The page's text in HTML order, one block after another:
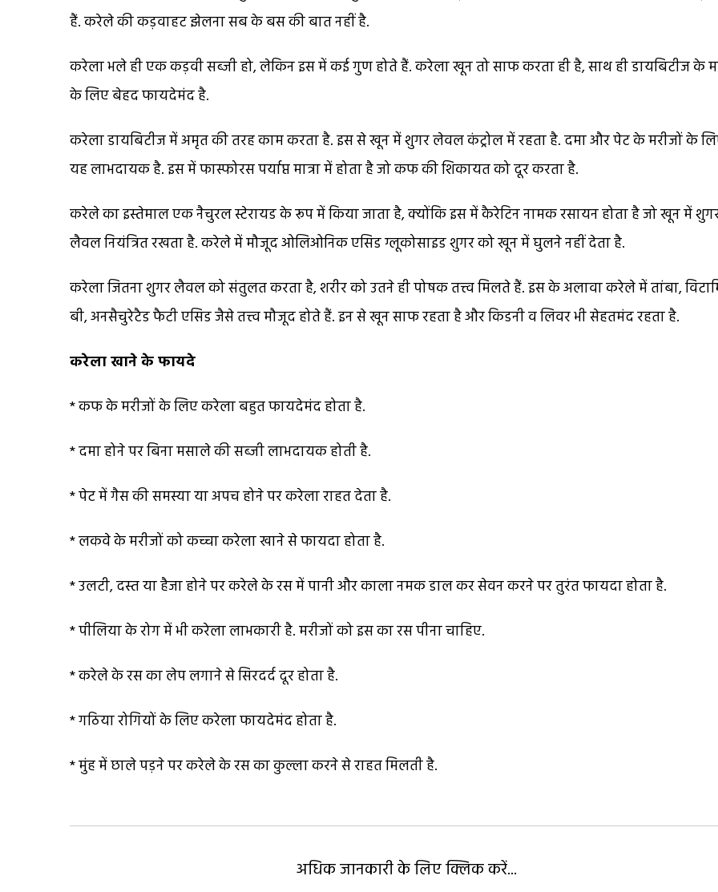
हैं. करेले की कड़वाहट झेलना सब के बस की बात नहीं है.
करेला भले ही एक कड़वी सब्जी हो, लेकिन इस में कई गुण होते हैं. करेला खून तो साफ करता ही है, साथ ही डायबिटीज के
के लिए बेहद फायदेमंद है.
करेला डायबिटीज में अमृत की तरह काम करता है. इस से खून में शुगर लेवल कंट्रोल में रहता है. दमा और पेट के मरीजों के
यह लाभदायक है. इस में फास्फोरस पर्याप्त मात्रा में होता है जो कफ की शिकायत को दूर करता है.
करेले का इस्तेमाल एक नैचुरल स्टेरायड के रूप में किया जाता है, क्योंकि इस में कैरेटिन नामक रसायन होता है जो खून में
लैवल नियंत्रित रखता है. करेले में मौजूद ओलिओनिक एसिड ग्लूकोसाइड शुगर को खून में घुलने नहीं देता है.
करेला जितना शुगर लैवल को संतुलत करता है, शरीर को उतने ही पोषक तत्त्व मिलते हैं. इस के अलावा करेले में तांबा,
बी, अनसैचुरेटैड फैटी एसिड जैसे तत्त्व मौजूद होते हैं. इन से खून साफ रहता है और किडनी व लिवर भी सेहतमंद रहता है.
करेला खाने के फायदे
* कफ के मरीजों के लिए करेला बहुत फायदेमंद होता है.
* दमा होने पर बिना मसाले की सब्जी लाभदायक होती है.
* पेट में गैस की समस्या या अपच होने पर करेला राहत देता है.
* लकवे के मरीजों को कच्चा करेला खाने से फायदा होता है.
* उलटी, दस्त या हैजा होने पर करेले के रस में पानी और काला नमक डाल कर सेवन करने पर तुरंत फायदा होता है.
* पीलिया के रोग में भी करेला लाभकारी है. मरीजों को इस का रस पीना चाहिए.
* करेले के रस का लेप लगाने से सिरदर्द दूर होता है.
* गठिया रोगियों के लिए करेला फायदेमंद होता है.
* मुंह में छाले पड़ने पर करेले के रस का कुल्ला करने से राहत मिलती है.
अधिक जानकारी के लिए क्लिक करें...